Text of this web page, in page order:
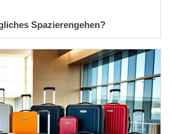
Spazierengehen?